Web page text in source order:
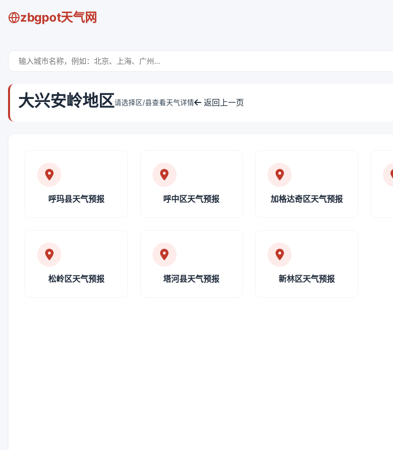
zbgpot天气网
大兴安岭地区请选择区/县查看天气详情 返回上一页
呼玛县天气预报 呼中区天气预报 加格达奇区天气预报
松岭区天气预报 塔河县天气预报 新林区天气预报